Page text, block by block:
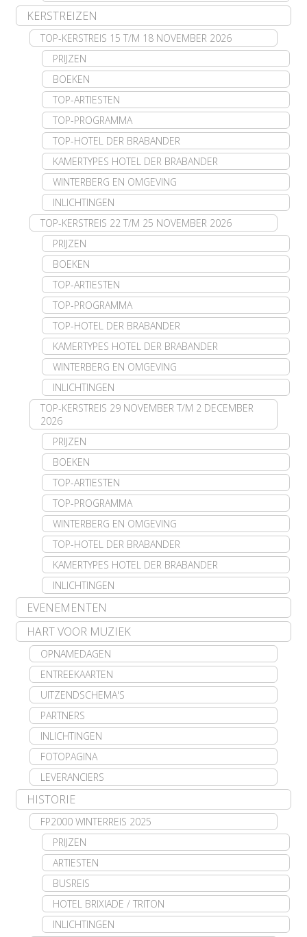
KERSTREIZEN
TOP-KERSTREIS 15 T/M 18 NOVEMBER 2026
PRIJZEN
BOEKEN
TOP-ARTIESTEN
TOP-PROGRAMMA
TOP-HOTEL DER BRABANDER
KAMERTYPES HOTEL DER BRABANDER
WINTERBERG EN OMGEVING
INLICHTINGEN
TOP-KERSTREIS 22 T/M 25 NOVEMBER 2026
PRIJZEN
BOEKEN
TOP-ARTIESTEN
TOP-PROGRAMMA
TOP-HOTEL DER BRABANDER
KAMERTYPES HOTEL DER BRABANDER
WINTERBERG EN OMGEVING
INLICHTINGEN
TOP-KERSTREIS 29 NOVEMBER T/M 2 DECEMBER
2026
PRIJZEN
BOEKEN
TOP-ARTIESTEN
TOP-PROGRAMMA
WINTERBERG EN OMGEVING
TOP-HOTEL DER BRABANDER
KAMERTYPES HOTEL DER BRABANDER
INLICHTINGEN
EVENEMENTEN
HART VOOR MUZIEK
OPNAMEDAGEN
ENTREEKAARTEN
UITZENDSCHEMA'S
PARTNERS
INLICHTINGEN
FOTOPAGINA
LEVERANCIERS
HISTORIE
FP2000 WINTERREIS 2025
PRIJZEN
ARTIESTEN
BUSREIS
HOTEL BRIXIADE / TRITON
INLICHTINGEN